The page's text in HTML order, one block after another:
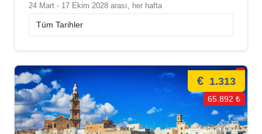
24 Mart - 17 Ekim 2028 arası, her hafta
€ 1.313
65.892 ₺